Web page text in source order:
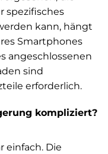
spezifisches
kann, hängt
Smartphones
angeschlossenen
sind
erforderlich.
kompliziert?
einfach. Die